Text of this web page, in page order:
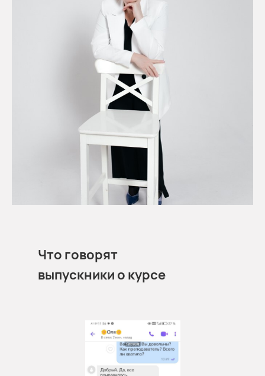
Что говорят
выпускники о курсе